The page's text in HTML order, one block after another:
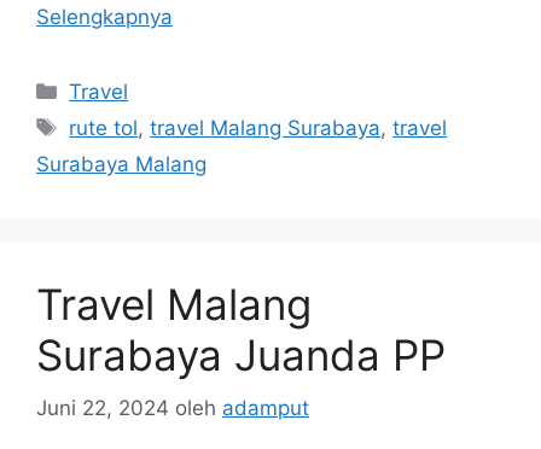
Selengkapnya
Kategori
Travel
Tag
rute tol,travel Malang Surabaya,travel
Surabaya Malang
Travel Malang
Surabaya Juanda PP
Juni 22, 2024 oleh adamput